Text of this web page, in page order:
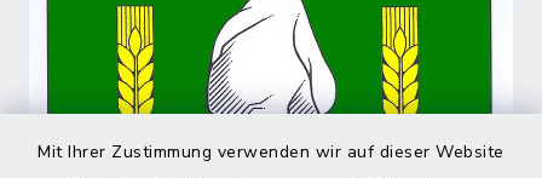
Mit Ihrer Zustimmung verwenden wir auf dieser Website